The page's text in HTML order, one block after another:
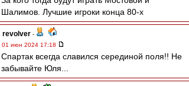
Шалимов. Лучшие игроки конца 80-х
revolver -
01 июн 2024 17:18
Спартак всегда славился серединой поля!! Не
забывайте Юля...